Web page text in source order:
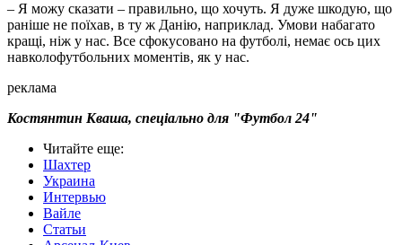
– Я можу сказати – правильно, що хочуть. Я дуже шкодую, що
раніше не поїхав, в ту ж Данію, наприклад. Умови набагато
кращі, ніж у нас. Все сфокусовано на футболі, немає ось цих
навколофутбольних моментів, як у нас.
реклама
Костянтин Кваша, спеціально для "Футбол 24"
Читайте еще:
Шахтер
Украина
Интервью
Вайле
Статьи